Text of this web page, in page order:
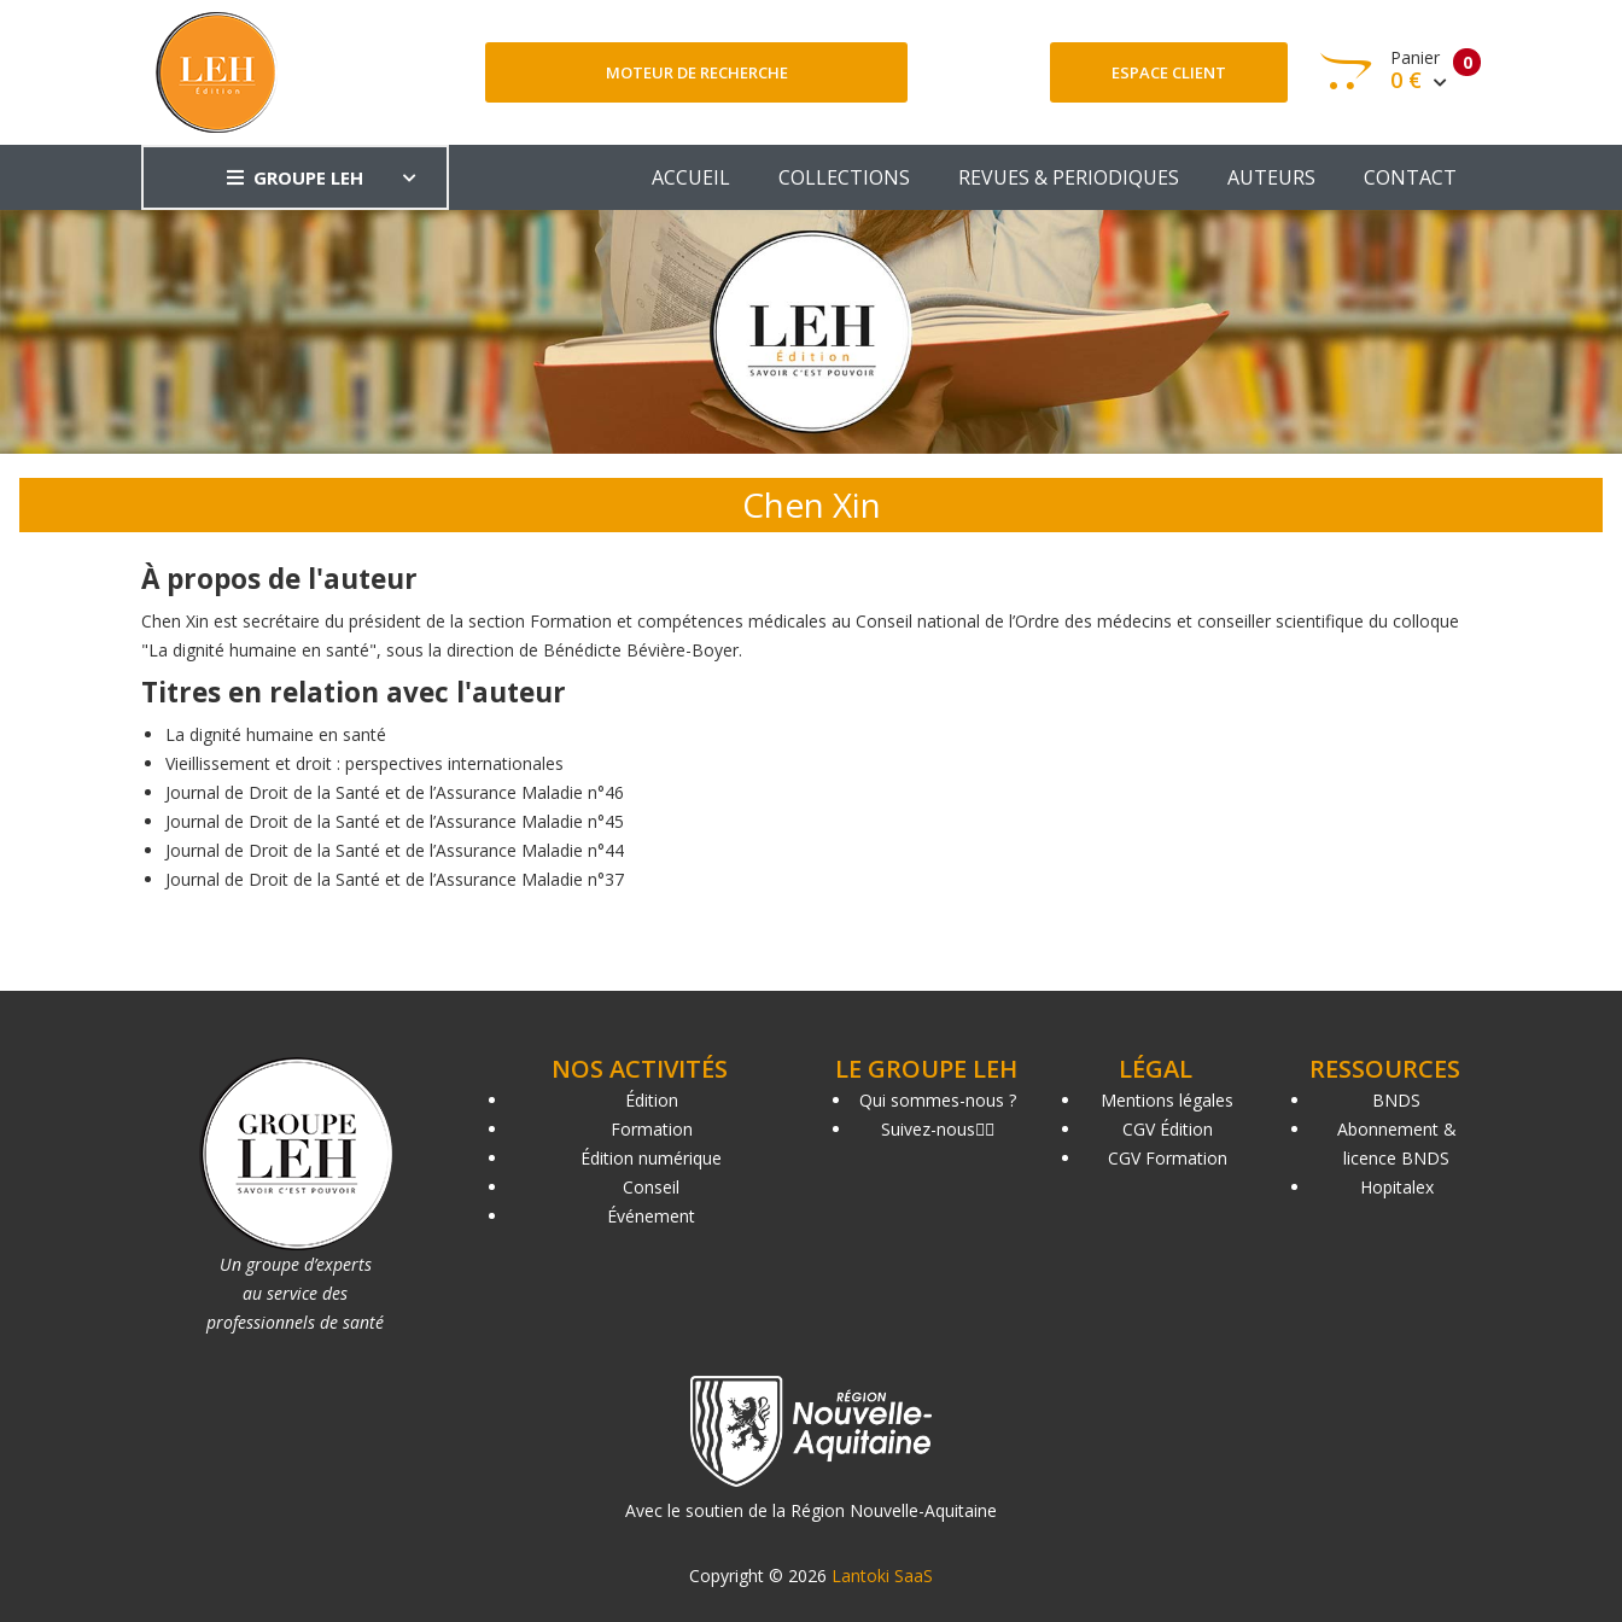
MOTEUR DE RECHERCHE ESPACE CLIENT 0
Panier
0 €
Votre panier est vide
Votre Panier
GROUPE LEH ACCUEIL COLLECTIONS REVUES & PERIODIQUES AUTEURS CONTACT
Chen Xin
À propos de l'auteur
Chen Xin est secrétaire du président de la section Formation et compétences médicales au Conseil national de l’Ordre des médecins et conseiller scientifique du colloque
"La dignité humaine en santé", sous la direction de Bénédicte Bévière-Boyer.
Titres en relation avec l'auteur
La dignité humaine en santé
Vieillissement et droit : perspectives internationales
Journal de Droit de la Santé et de l’Assurance Maladie n°46
Journal de Droit de la Santé et de l’Assurance Maladie n°45
Journal de Droit de la Santé et de l’Assurance Maladie n°44
Journal de Droit de la Santé et de l’Assurance Maladie n°37
Un groupe d’experts
au service des
professionnels de santé
NOS ACTIVITÉS
Édition
Formation
Édition numérique
Conseil
Événement
LE GROUPE LEH
Qui sommes-nous ?
Suivez-nous
LÉGAL
Mentions légales
CGV Édition
CGV Formation
RESSOURCES
BNDS
Abonnement &
licence BNDS
Hopitalex
Avec le soutien de la Région Nouvelle-Aquitaine
Copyright © 2026 Lantoki SaaS